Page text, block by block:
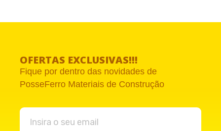
OFERTAS EXCLUSIVAS!!!
Fique por dentro das novidades de
PosseFerro Materiais de Construção